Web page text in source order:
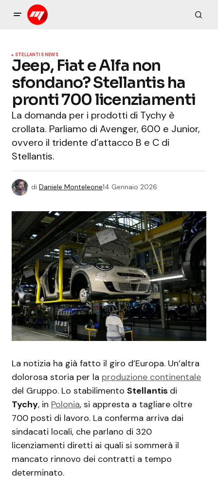
STELLANTIS NEWS
Jeep, Fiat e Alfa non
sfondano? Stellantis ha
pronti 700 licenziamenti
La domanda per i prodotti di Tychy è
crollata. Parliamo di Avenger, 600 e Junior,
ovvero il tridente d’attacco B e C di
Stellantis.
di Daniele Monteleone14 Gennaio 2026
La notizia ha già fatto il giro d’Europa. Un’altra
dolorosa storia per la produzione continentale
del Gruppo. Lo stabilimento Stellantis di
Tychy, in Polonia, si appresta a tagliare oltre
700 posti di lavoro. La conferma arriva dai
sindacati locali, che parlano di 320
licenziamenti diretti ai quali si sommerà il
mancato rinnovo dei contratti a tempo
determinato.